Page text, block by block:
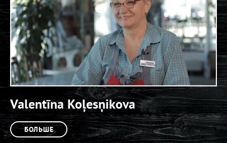
Valentīna Koļesņikova
БОЛЬШЕ